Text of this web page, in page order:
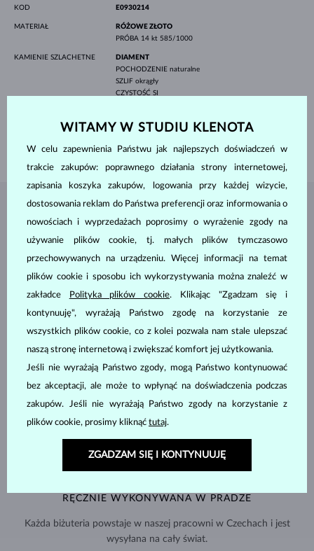
KOD E0930214
MATERIAŁ
RÓŻOWE ZŁOTO
PRÓBA 14 kt 585/1000
KAMIENIE SZLACHETNE
DIAMENT
POCHODZENIE naturalne
SZLIF okrągły
CZYSTOŚĆ SI
WAGA0.500 ct
WAGA 0.85 g
ATELIER KLENOTA
RĘCZNIE WYKONYWANA W PRADZE
Każda biżuteria powstaje w naszej pracowni w Czechach i jest
wysyłana na cały świat.
WITAMY W STUDIU KLENOTA
W celu zapewnienia Państwu jak najlepszych doświadczeń w
trakcie zakupów: poprawnego działania strony internetowej,
zapisania koszyka zakupów, logowania przy każdej wizycie,
dostosowania reklam do Państwa preferencji oraz informowania o
nowościach i wyprzedażach poprosimy o wyrażenie zgody na
używanie plików cookie, tj. małych plików tymczasowo
przechowywanych na urządzeniu. Więcej informacji na temat
plików cookie i sposobu ich wykorzystywania można znaleźć w
zakładce
Polityka plików cookie. Klikając "Zgadzam się i
kontynuuję", wyrażają Państwo zgodę na korzystanie ze
wszystkich plików cookie, co z kolei pozwala nam stale ulepszać
naszą stronę internetową i zwiększać komfort jej użytkowania.
Jeśli nie wyrażają Państwo zgody, mogą Państwo kontynuować
bez akceptacji, ale może to wpłynąć na doświadczenia podczas
zakupów. Jeśli nie wyrażają Państwo zgody na korzystanie z
plików cookie, prosimy kliknąć tutaj.
ZGADZAM SIĘ I KONTYNUUJĘ